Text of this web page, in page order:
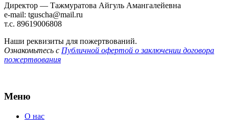
Директор — Тажмуратова Айгуль Амангалейевна
e-mail: tguscha@mail.ru
т.с. 89619006808
Наши реквизиты для пожертвований.
Ознакомьтесь с Публичной офертой о заключении договора
пожертвования
Меню
О нас